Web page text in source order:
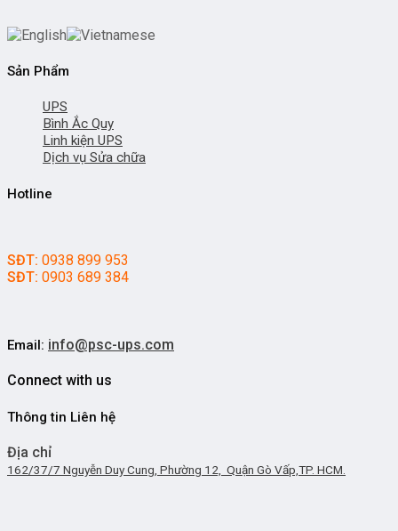
Sản Phẩm
UPS
Bình Ắc Quy
Linh kiện UPS
Dịch vụ Sửa chữa
Hotline
SĐT: 0938 899 953
SĐT: 0903 689 384
Email: info@psc-ups.com
Connect with us
Thông tin Liên hệ
Địa chỉ
162/37/7 Nguyễn Duy Cung, Phường 12, Quận Gò Vấp,TP. HCM.